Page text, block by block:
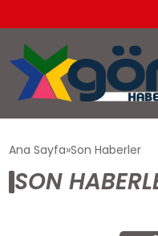
EKONOMI
Ana Sayfa Son Haberler
SON